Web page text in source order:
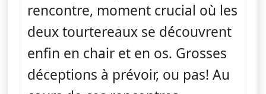
rencontre, moment crucial où les
deux tourtereaux se découvrent
enfin en chair et en os. Grosses
déceptions à prévoir, ou pas! Au